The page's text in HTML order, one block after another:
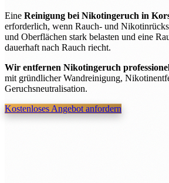
Eine Reinigung bei Nikotingeruch in
erforderlich, wenn Rauch- und
und Oberflächen stark belasten und eine
dauerhaft nach Rauch riecht.
Wir entfernen Nikotingeruch
mit gründlicher Wandreinigung,
Geruchsneutralisation.
Kostenloses Angebot anfordern